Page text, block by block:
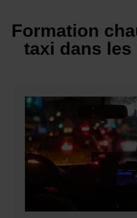
Formation
taxi dans les